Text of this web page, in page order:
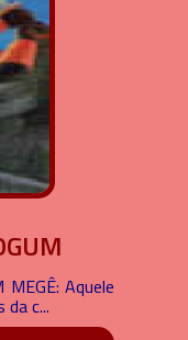
Aquele
c...